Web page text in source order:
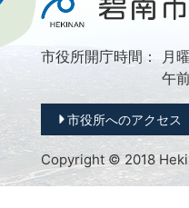
市役所開庁時間：
月
午
市役所へのアクセス
Copyright © 2018